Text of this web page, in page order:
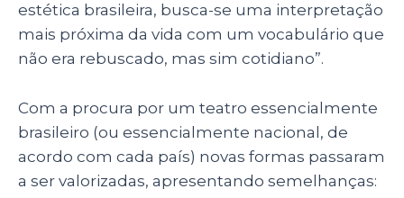
estética brasileira, busca-se uma interpretação
mais próxima da vida com um vocabulário que
não era rebuscado, mas sim cotidiano”.
Com a procura por um teatro essencialmente
brasileiro (ou essencialmente nacional, de
acordo com cada país) novas formas passaram
a ser valorizadas, apresentando semelhanças: